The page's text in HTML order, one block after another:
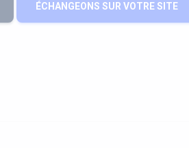
ÉCHANGEONS SUR VOTRE SITE